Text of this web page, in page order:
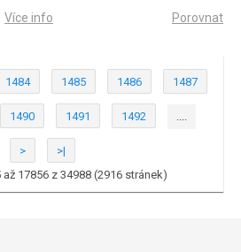
Více info Porovnat
1484 1485 1486 1487
1490 1491 1492 ....
>
>|
17856 z 34988 (2916 stránek)